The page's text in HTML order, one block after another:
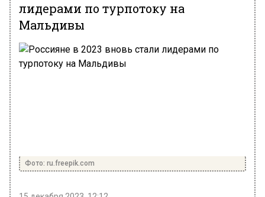
лидерами по турпотоку на
Мальдивы
Фото: ru.freepik.com